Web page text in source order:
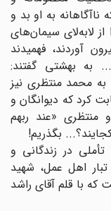
به او بد و
لابه‌لای سیمان‌های
فهمیدند
بهشتی گفتند:
محمد منتظری نیز
کرد که دیوانگان و
«عند ربهم
بگذریم!
در زندگانی و
اهل عمل، شهید
با قلم آقای راشد